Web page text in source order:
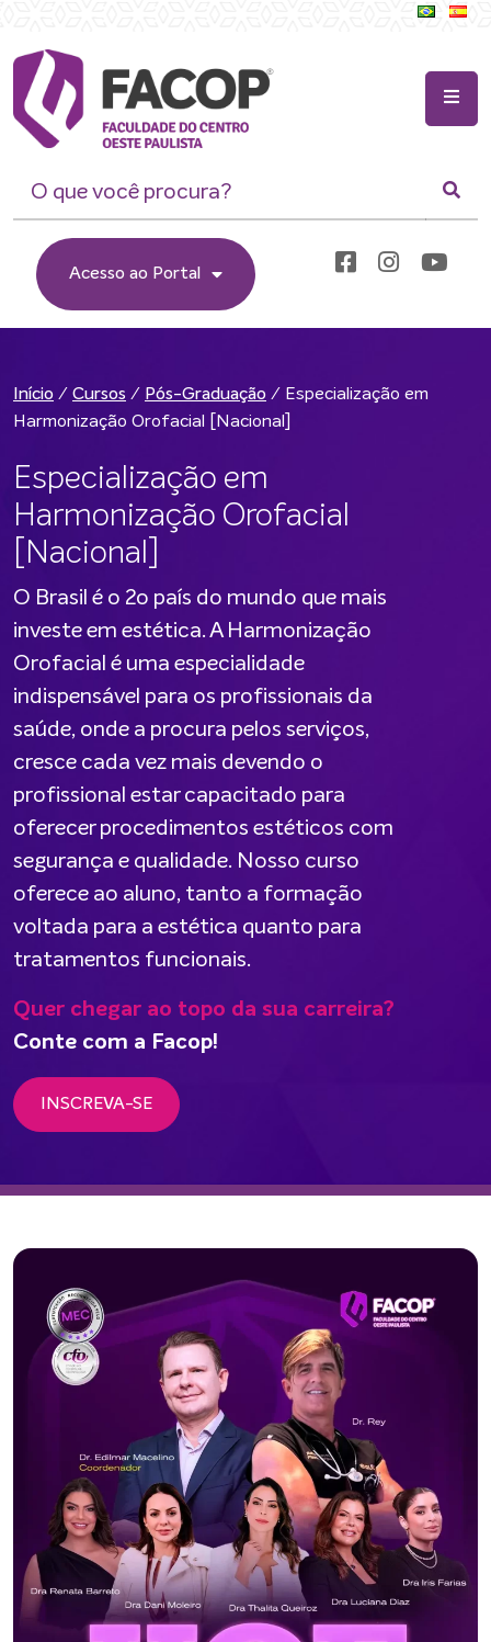
Acesso ao Portal
Início / Cursos / Pós-Graduação / Especialização em
Harmonização Orofacial [Nacional]
Especialização em
Harmonização Orofacial
[Nacional]
O Brasil é o 2o país do mundo que mais
investe em estética. A Harmonização
Orofacial é uma especialidade
indispensável para os profissionais da
saúde, onde a procura pelos serviços,
cresce cada vez mais devendo o
profissional estar capacitado para
oferecer procedimentos estéticos com
segurança e qualidade. Nosso curso
oferece ao aluno, tanto a formação
voltada para a estética quanto para
tratamentos funcionais.
Quer chegar ao topo da sua carreira?
Conte com a Facop!
INSCREVA-SE